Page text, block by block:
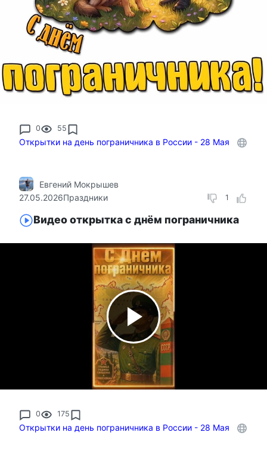
0 55
Открытки на день пограничника в России - 28 Мая
1
Евгений Мокрышев
27.05.2026Праздники
Видео открытка с днём пограничника
0 175
Открытки на день пограничника в России - 28 Мая